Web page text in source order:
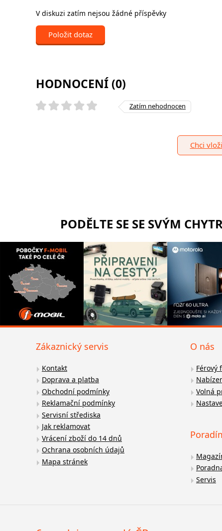
V diskuzi zatím nejsou žádné příspěvky
Položit dotaz
HODNOCENÍ (0)
Zatím nehodnocen
Chci
PODĚLTE SE SE SVÝM
Zákaznický servis
Kontakt
Doprava a platba
Obchodní podmínky
Reklamační podmínky
Servisní střediska
Jak reklamovat
Vrácení zboží do 14 dnů
Ochrana osobních údajů
Mapa stránek
O nás
Férový
Volná
Servis